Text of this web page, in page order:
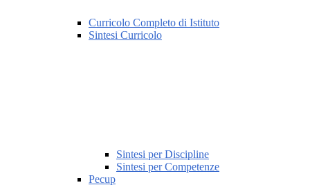
Curricolo Completo di Istituto
Sintesi Curricolo
Sintesi per Discipline
Sintesi per Competenze
Pecup